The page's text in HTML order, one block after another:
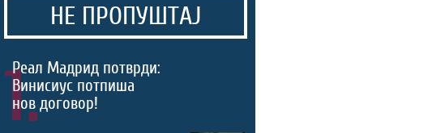
НЕ ПРОПУШТАЈ
1.
Реал Мадрид потврди:
Винисиус потпиша
нов договор!